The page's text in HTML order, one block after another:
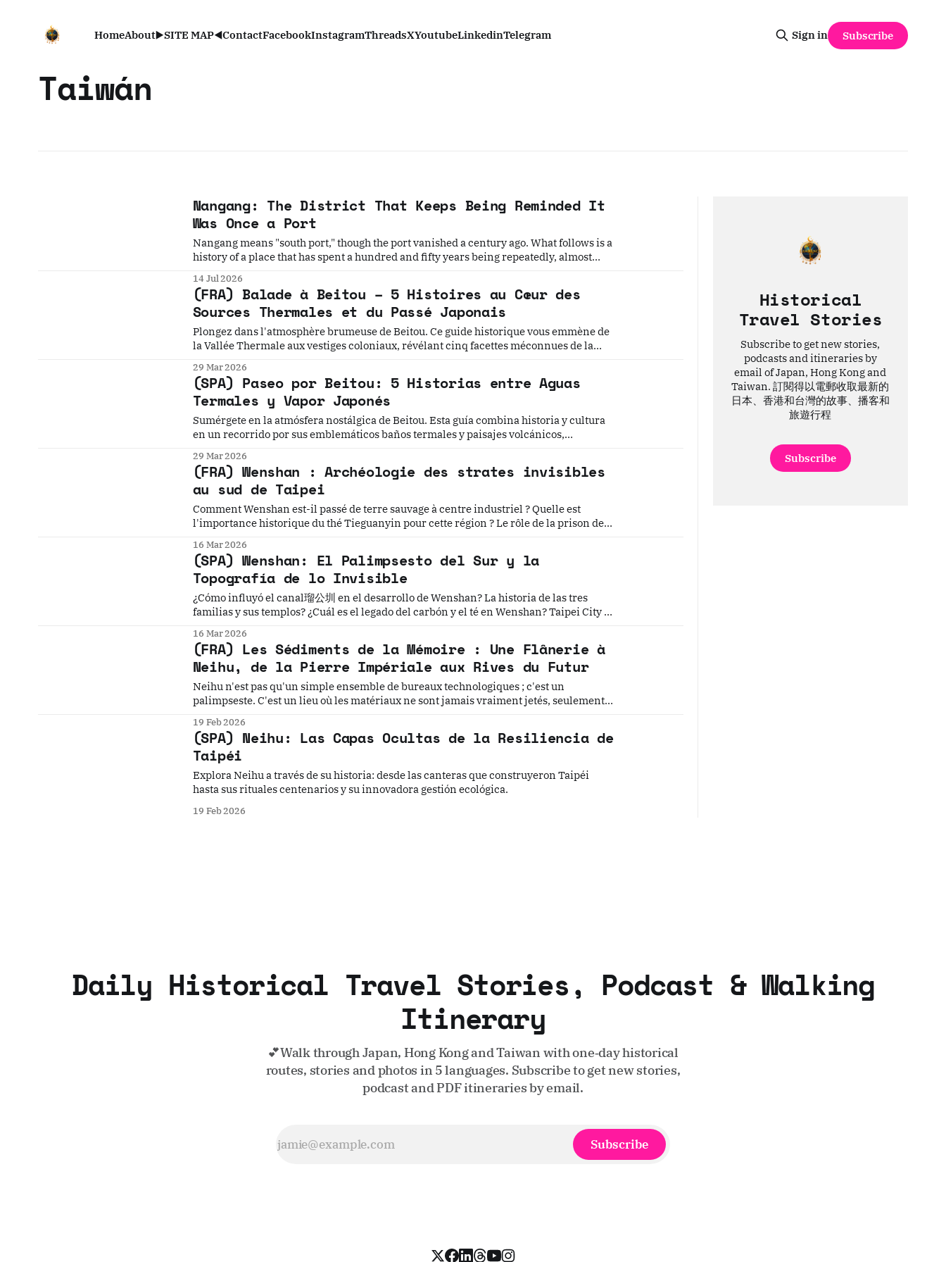
HomeAbout▶️SITE MAP◀️ContactFacebookInstagramThreadsXYoutubeLinkedinTelegram Sign in Subscribe
Taiwán
Nangang: The District That Keeps Being Reminded It
Was Once a Port
Nangang means "south port," though the port vanished a century ago. What follows is a
history of a place that has spent a hundred and fifty years being repeatedly, almost
four times by water.
14 Jul 2026
(FRA) Balade à Beitou – 5 Histoires au Cœur des
Sources Thermales et du Passé Japonais
Plongez dans l'atmosphère brumeuse de Beitou. Ce guide historique vous emmène de
la Vallée Thermale aux vestiges coloniaux, révélant cinq facettes méconnues de la
29 Mar 2026
(SPA) Paseo por Beitou: 5 Historias entre Aguas
Termales y Vapor Japonés
Sumérgete en la atmósfera nostálgica de Beitou. Esta guía combina historia y cultura
en un recorrido por sus emblemáticos baños termales y paisajes volcánicos,
29 Mar 2026
(FRA) Wenshan : Archéologie des strates invisibles
au sud de Taipei
Comment Wenshan est-il passé de terre sauvage à centre industriel ? Quelle est
l'importance historique du thé Tieguanyin pour cette région ? Le rôle de la prison de
Zhongzheng District 中正區台北中正區：走入自由廣場、牯嶺街與台大醫院，
16 Mar 2026
(SPA) Wenshan: El Palimpsesto del Sur y la
Topografía de lo Invisible
¿Cómo influyó el canal瑠公圳 en el desarrollo de Wenshan? La historia de las tres
familias y sus templos? ¿Cuál es el legado del carbón y el té en Wenshan? Taipei City 臺
街與台大醫院，穿梭權力地景、黑暗觀光與民主轉型地圖的五個故事與哲學思辨。穿梭台北
中正區，從威權象徵的自由廣場到隱匿書香的牯嶺街。我們將探訪專賣局的經濟枷鎖、台大
醫學院菁英的壯烈犧牲，以及日式宿舍群的共生哲學。透過五個層疊的歷史故事與空間觀
察，剖析權力與創傷如何轉化為民主重生的養分，適合追求人文厚度與轉型正義思考的深度
旅人。Lawrence
16 Mar 2026
(FRA) Les Sédiments de la Mémoire : Une Flânerie à
Neihu, de la Pierre Impériale aux Rives du Futur
Neihu n'est pas qu'un simple ensemble de bureaux technologiques ; c'est un
palimpseste. C'est un lieu où les matériaux ne sont jamais vraiment jetés, seulement
19 Feb 2026
(SPA) Neihu: Las Capas Ocultas de la Resiliencia de
Taipéi
Explora Neihu a través de su historia: desde las canteras que construyeron Taipéi
hasta sus rituales centenarios y su innovadora gestión ecológica.
19 Feb 2026
Historical
Travel Stories
Subscribe to get new stories,
podcasts and itineraries by
email of Japan, Hong Kong and
Taiwan. 訂閱得以電郵收取最新的
日本、香港和台灣的故事、播客和
旅遊行程
Subscribe
Daily Historical Travel Stories, Podcast & Walking
Itinerary
💕Walk through Japan, Hong Kong and Taiwan with one‑day historical
routes, stories and photos in 5 languages. Subscribe to get new stories,
podcast and PDF itineraries by email.
Subscribe